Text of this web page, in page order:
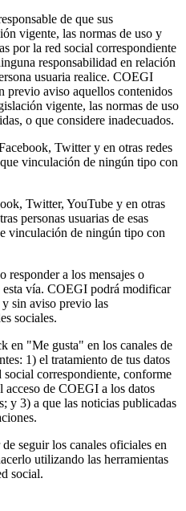
de que sus
vigente, las normas de uso y
por la red social correspondiente
responsabilidad en relación
usuaria realice. COEGI
previo aviso aquellos contenidos
vigente, las normas de uso
o que considere inadecuados.
Twitter y en otras redes
vinculación de ningún tipo con
Twitter, YouTube y en otras
personas usuarias de esas
vinculación de ningún tipo con
responder a los mensajes o
esta vía. COEGI podrá modificar
sin aviso previo las
sociales.
en "Me gusta" en los canales de
1) el tratamiento de tus datos
social correspondiente, conforme
acceso de COEGI a los datos
y 3) a que las noticias publicadas
seguir los canales oficiales en
utilizando las herramientas
social.